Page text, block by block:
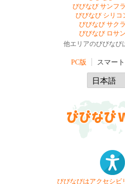
びびなび サンフ
びびなび シリコ
びびなび サク
びびなび ロサ
他エリアのびびなび
PC版 スマー
びびなびはアクセシビ